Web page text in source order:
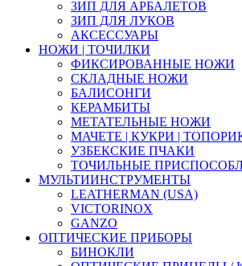
ЗИП ДЛЯ АРБАЛЕТОВ
ЗИП ДЛЯ ЛУКОВ
АКСЕССУАРЫ
НОЖИ | ТОЧИЛКИ
ФИКСИРОВАННЫЕ НОЖИ
СКЛАДНЫЕ НОЖИ
БАЛИСОНГИ
КЕРАМБИТЫ
МЕТАТЕЛЬНЫЕ НОЖИ
МАЧЕТЕ | КУКРИ |
УЗБЕКСКИЕ ПЧАКИ
ТОЧИЛЬНЫЕ
МУЛЬТИИНСТРУМЕНТЫ
LEATHERMAN (USA)
VICTORINOX
GANZO
ОПТИЧЕСКИЕ ПРИБОРЫ
БИНОКЛИ